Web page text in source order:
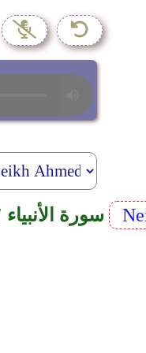
21. Surah Al-Anbiyâ' سورة الأنبياء